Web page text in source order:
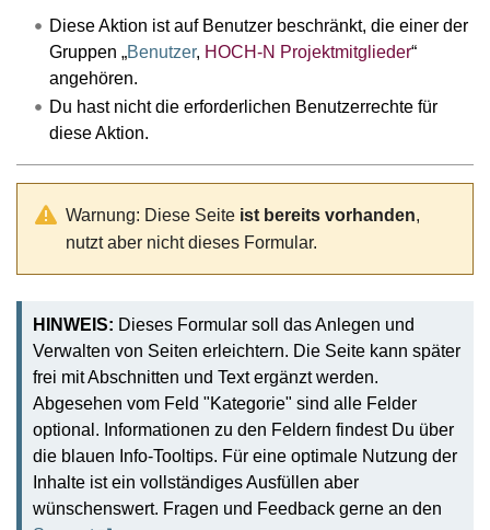
Diese Aktion ist auf Benutzer beschränkt, die einer der
Gruppen „Benutzer, HOCH-N Projektmitglieder“
angehören.
Du hast nicht die erforderlichen Benutzerrechte für
diese Aktion.
Warnung: Diese Seite ist bereits vorhanden,
nutzt aber nicht dieses Formular.
HINWEIS: Dieses Formular soll das Anlegen und
Verwalten von Seiten erleichtern. Die Seite kann später
frei mit Abschnitten und Text ergänzt werden.
Abgesehen vom Feld "Kategorie" sind alle Felder
optional. Informationen zu den Feldern findest Du über
die blauen Info-Tooltips. Für eine optimale Nutzung der
Inhalte ist ein vollständiges Ausfüllen aber
wünschenswert. Fragen und Feedback gerne an den